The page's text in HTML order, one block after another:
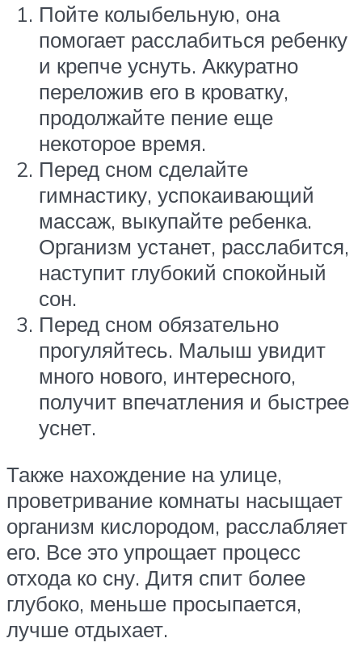
Пойте колыбельную, она
помогает расслабиться ребенку
и крепче уснуть. Аккуратно
переложив его в кроватку,
продолжайте пение еще
некоторое время.
Перед сном сделайте
гимнастику, успокаивающий
массаж, выкупайте ребенка.
Организм устанет, расслабится,
наступит глубокий спокойный
сон.
Перед сном обязательно
прогуляйтесь. Малыш увидит
много нового, интересного,
получит впечатления и быстрее
уснет.
Также нахождение на улице,
проветривание комнаты насыщает
организм кислородом, расслабляет
его. Все это упрощает процесс
отхода ко сну. Дитя спит более
глубоко, меньше просыпается,
лучше отдыхает.